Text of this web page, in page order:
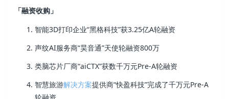
「融资收购」
智能3D打印企业“黑格科技”获3.25亿A轮融资
声纹AI服务商“昊音通”天使轮融资800万
类脑芯片厂商“aiCTX”获数千万元Pre-A轮融资
智慧旅游解决方案提供商“快盈科技”完成了千万元Pre-A